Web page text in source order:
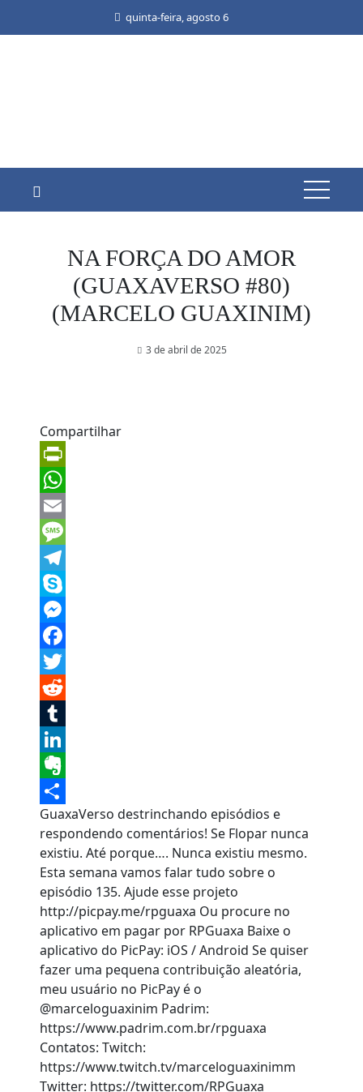
quinta-feira, agosto 6
NA FORÇA DO AMOR
(GUAXAVERSO #80)
(MARCELO GUAXINIM)
3 de abril de 2025
Compartilhar
PrintFriendly
WhatsApp
Email
Message
Telegram
Skype
Messenger
Facebook
Twitter
Reddit
Tumblr
LinkedIn
Evernote
Share
GuaxaVerso destrinchando episódios e
respondendo comentários! Se Flopar nunca
existiu. Até porque…. Nunca existiu mesmo.
Esta semana vamos falar tudo sobre o
episódio 135. Ajude esse projeto
http://picpay.me/rpguaxa Ou procure no
aplicativo em pagar por RPGuaxa Baixe o
aplicativo do PicPay: iOS / Android Se quiser
fazer uma pequena contribuição aleatória,
meu usuário no PicPay é o
@marceloguaxinim Padrim:
https://www.padrim.com.br/rpguaxa
Contatos: Twitch:
https://www.twitch.tv/marceloguaxinimm
Twitter: https://twitter.com/RPGuaxa